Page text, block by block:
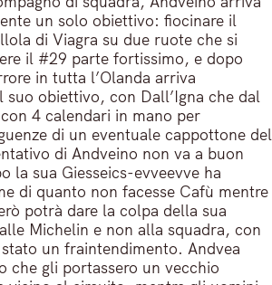
un solo obiettivo: fiocinare il
di Viagra su due ruote che si
il #29 parte fortissimo, e dopo
in tutta l’Olanda arriva
suo obiettivo, con Dall’Igna che dal
4 calendari in mano per
di un eventuale cappottone del
di Andveino non va a buon
la sua Giesseics-evveevve ha
di quanto non facesse Cafù mentre
potrà dare la colpa della sua
Michelin e non alla squadra, con
un fraintendimento. Andvea
che gli portassero un vecchio